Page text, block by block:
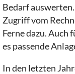
Bedarf
Zugriff vom
Ferne dazu. Auch
es passende
In den letzten